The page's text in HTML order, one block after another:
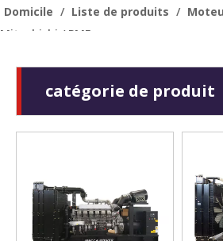
Domicile / Liste de produits /
Mitsubishi / PME
catégorie de produit